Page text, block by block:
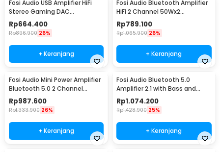
Fosi Audio USB Amplifier HiFi
Stereo Gaming DAC
Headphone - DAC-Q4
Rp664.400
Rp896.900 26%
+ Keranjang
Fosi Audio Bluetooth Amplifier
HiFi 2 Channel 50Wx2
TPA3116D2 - BT10A
Rp789.100
Rp1.065.900 26%
+ Keranjang
Fosi Audio Mini Power Amplifier
Bluetooth 5.0 2 Channel
TPA3116D2 - BT20A
Rp987.600
Rp1.333.900 26%
+ Keranjang
Fosi Audio Bluetooth 5.0
Amplifier 2.1 with Bass and
Treble Control - BT30D
Rp1.074.200
Rp1.428.900 25%
+ Keranjang